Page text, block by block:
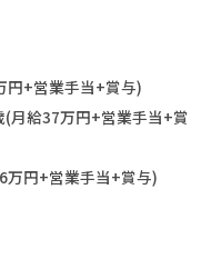
円+営業手当+賞与)
月給37万円+営業手当+賞
万円+営業手当+賞与)